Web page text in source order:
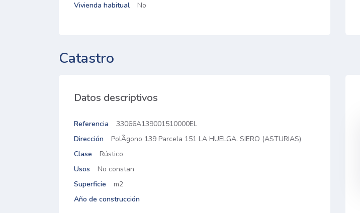
Vivienda habitual
No
Catastro
Datos descriptivos
Referencia
33066A139001510000EL
Dirección
PolÃ­gono 139 Parcela 151 LA HUELGA. SIERO (ASTURIAS)
Clase
Rústico
Usos
No constan
Superficie
m2
Año de construcción